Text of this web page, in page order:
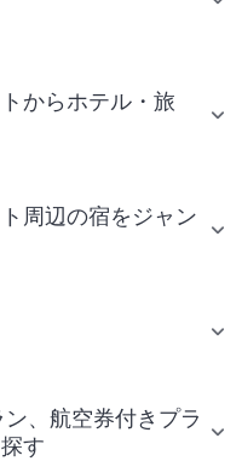
からホテル・旅
周辺の宿をジャン
、航空券付きプラ
す